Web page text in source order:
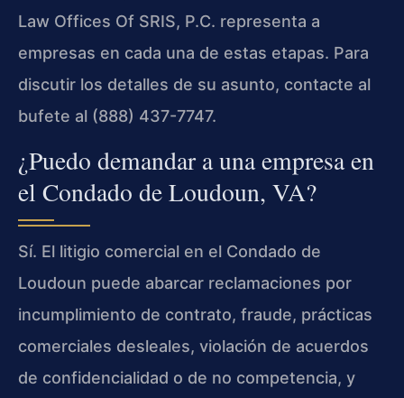
Law Offices Of SRIS, P.C. representa a
empresas en cada una de estas etapas. Para
discutir los detalles de su asunto, contacte al
bufete al (888) 437-7747.
¿Puedo demandar a una empresa en
el Condado de Loudoun, VA?
Sí. El litigio comercial en el Condado de
Loudoun puede abarcar reclamaciones por
incumplimiento de contrato, fraude, prácticas
comerciales desleales, violación de acuerdos
de confidencialidad o de no competencia, y